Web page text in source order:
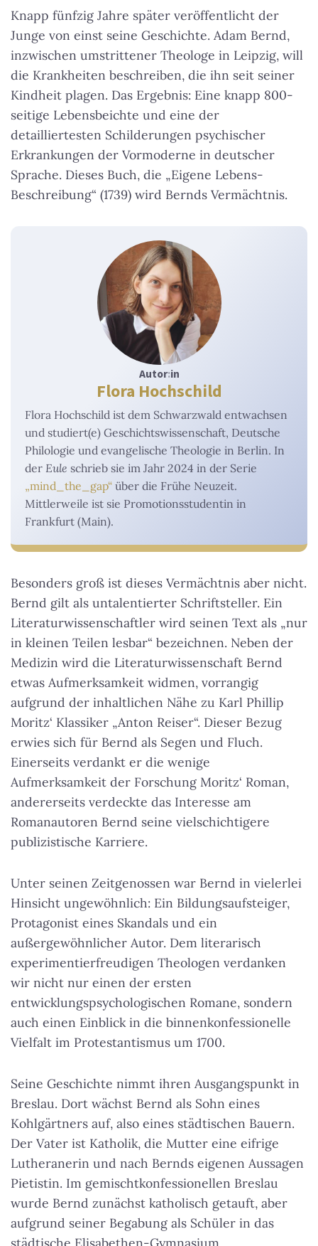
Knapp fünfzig Jahre später veröffentlicht der
Junge von einst seine Geschichte. Adam Bernd,
inzwischen umstrittener Theologe in Leipzig, will
die Krankheiten beschreiben, die ihn seit seiner
Kindheit plagen. Das Ergebnis: Eine knapp 800-
seitige Lebensbeichte und eine der
detailliertesten Schilderungen psychischer
Erkrankungen der Vormoderne in deutscher
Sprache. Dieses Buch, die „Eigene Lebens-
Beschreibung“ (1739) wird Bernds Vermächtnis.
Autor:in
Flora Hochschild
Flora Hochschild ist dem Schwarzwald entwachsen
und studiert(e) Geschichtswissenschaft, Deutsche
Philologie und evangelische Theologie in Berlin. In
der Eule schrieb sie im Jahr 2024 in der Serie
„mind_the_gap“ über die Frühe Neuzeit.
Mittlerweile ist sie Promotionsstudentin in
Frankfurt (Main).
Besonders groß ist dieses Vermächtnis aber nicht.
Bernd gilt als untalentierter Schriftsteller. Ein
Literaturwissenschaftler wird seinen Text als „nur
in kleinen Teilen lesbar“ bezeichnen. Neben der
Medizin wird die Literaturwissenschaft Bernd
etwas Aufmerksamkeit widmen, vorrangig
aufgrund der inhaltlichen Nähe zu Karl Phillip
Moritz‘ Klassiker „Anton Reiser“. Dieser Bezug
erwies sich für Bernd als Segen und Fluch.
Einerseits verdankt er die wenige
Aufmerksamkeit der Forschung Moritz‘ Roman,
andererseits verdeckte das Interesse am
Romanautoren Bernd seine vielschichtigere
publizistische Karriere.
Unter seinen Zeitgenossen war Bernd in vielerlei
Hinsicht ungewöhnlich: Ein Bildungsaufsteiger,
Protagonist eines Skandals und ein
außergewöhnlicher Autor. Dem literarisch
experimentierfreudigen Theologen verdanken
wir nicht nur einen der ersten
entwicklungspsychologischen Romane, sondern
auch einen Einblick in die binnenkonfessionelle
Vielfalt im Protestantismus um 1700.
Seine Geschichte nimmt ihren Ausgangspunkt in
Breslau. Dort wächst Bernd als Sohn eines
Kohlgärtners auf, also eines städtischen Bauern.
Der Vater ist Katholik, die Mutter eine eifrige
Lutheranerin und nach Bernds eigenen Aussagen
Pietistin. Im gemischtkonfessionellen Breslau
wurde Bernd zunächst katholisch getauft, aber
aufgrund seiner Begabung als Schüler in das